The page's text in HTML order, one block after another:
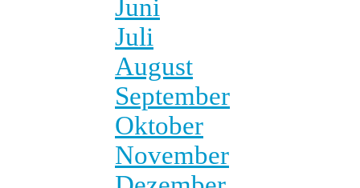
Juni
Juli
August
September
Oktober
November